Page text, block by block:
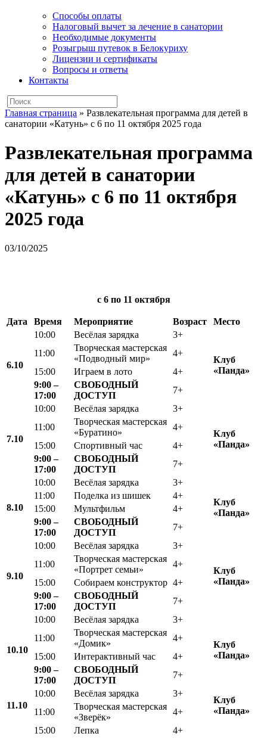
Способы оплаты
Налоговый вычет за лечение в санатории
Необходимые документы
Розыгрыш путевок в Белокуриху
Лицензии и сертификаты
Вопросы и ответы
Контакты
Главная страница » Развлекательная программа для детей в
санатории «Катунь» с 6 по 11 октября 2025 года
Развлекательная программа
для детей в санатории
«Катунь» с 6 по 11 октября
2025 года
03/10/2025
с 6 по 11 октября
Дата Время Мероприятие Возраст Место
6.10
10:00 Весёлая зарядка 3+
Клуб
«Панда»
11:00
Творческая мастерская
«Подводный мир»
4+
15:00
Играем в лото
4+
9:00 –
17:00
СВОБОДНЫЙ
ДОСТУП
7+
7.10
10:00 Весёлая зарядка 3+
Клуб
«Панда»
11:00
Творческая мастерская
«Буратино»
4+
15:00
Спортивный час
4+
9:00 –
17:00
СВОБОДНЫЙ
ДОСТУП
7+
8.10
10:00 Весёлая зарядка
3+
Клуб
«Панда»
11:00 Поделка из шишек
4+
15:00
Мультфильм
4+
9:00 –
17:00
СВОБОДНЫЙ
ДОСТУП
7+
9.10
10:00 Весёлая зарядка 3+
Клуб
«Панда»
11:00
Творческая мастерская
«Портрет семьи»
4+
15:00
Собираем конструктор 4+
9:00 –
17:00
СВОБОДНЫЙ
ДОСТУП
7+
10.10
10:00 Весёлая зарядка 3+
Клуб
«Панда»
11:00
Творческая мастерская
«Домик»
4+
15:00
Интерактивный час
4+
9:00 –
17:00
СВОБОДНЫЙ
ДОСТУП
7+
11.10
10:00 Весёлая зарядка 3+
Клуб
«Панда»
11:00
Творческая мастерская
«Зверёк»
4+
15:00
Лепка 4+